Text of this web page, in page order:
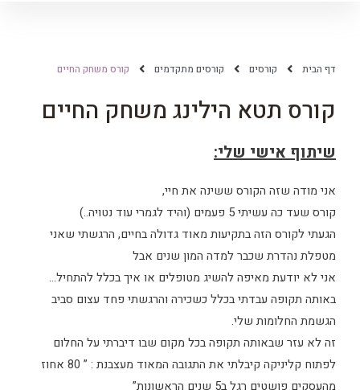
דף הבית קורסים קורסים מתקדמים קורס משחק החיים
קורס תטא הילינג משחק החיים
שיתוף אישי שלי:
אני מודה שזה הקורס ששינה את חיי,
קורס שעד כה עשיתי 5 פעמים (והיד לגמרי עוד נטויה..)
הגעתי לקורס הזה בתקיעות מאוד גדולה בחיים, הרגשתי שאני
מטפלת נהדרת שכבר למדה המון שנים אבל
אני לא יודעת מאיפה להשיג מטופלים או איך בכלל להתחיל…
באותה תקופה עבדתי בכלל כשכירה והרגשתי פחד עצום סביב
הגשמת החלומות שלי.
זה לא עזר שבאותה תקופה בכל מקום שבו דיברתי על החלום
לפתוח קליניקה קיבלתי את התגובה המאוד מעצבנת : ” 80 אחוז
מהעסקים פושטים רגל ב5 שנים הראשונות”